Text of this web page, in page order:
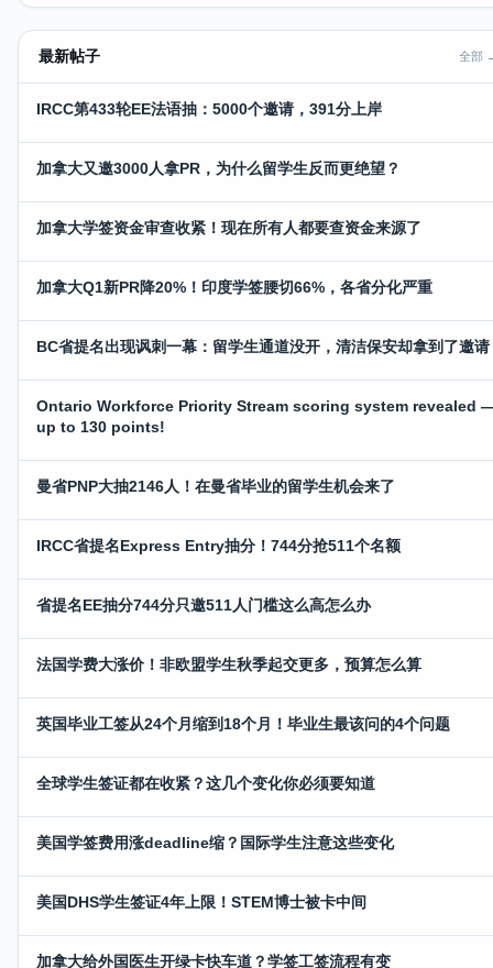
最新帖子 全部
IRCC第433轮EE法语抽：5000个邀请，391分上岸
加拿大又邀3000人拿PR，为什么留学生反而更绝望？
加拿大学签资金审查收紧！现在所有人都要查资金来源了
加拿大Q1新PR降20%！印度学签腰切66%，各省分化严重
BC省提名出现讽刺一幕：留学生通道没开，清洁保安却拿到了邀请
Ontario Workforce Priority Stream scoring system revealed
up to 130 points!
曼省PNP大抽2146人！在曼省毕业的留学生机会来了
IRCC省提名Express Entry抽分！744分抢511个名额
省提名EE抽分744分只邀511人门槛这么高怎么办
法国学费大涨价！非欧盟学生秋季起交更多，预算怎么算
英国毕业工签从24个月缩到18个月！毕业生最该问的4个问题
全球学生签证都在收紧？这几个变化你必须要知道
美国学签费用涨deadline缩？国际学生注意这些变化
美国DHS学生签证4年上限！STEM博士被卡中间
加拿大给外国医生开绿卡快车道？学签工签流程有变